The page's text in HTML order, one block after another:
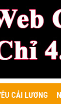
CẢI LƯƠNG